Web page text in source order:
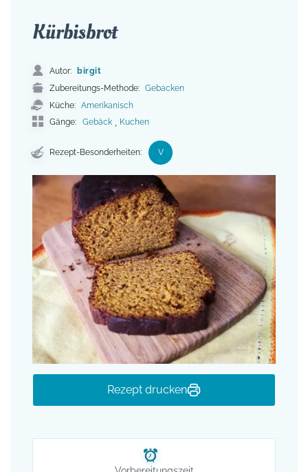
Kürbisbrot
Autor: birgit
Zubereitungs-Methode: Gebacken
Küche: Amerikanisch
Gänge: Gebäck Kuchen
Rezept-Besonderheiten: V
Rezept drucken